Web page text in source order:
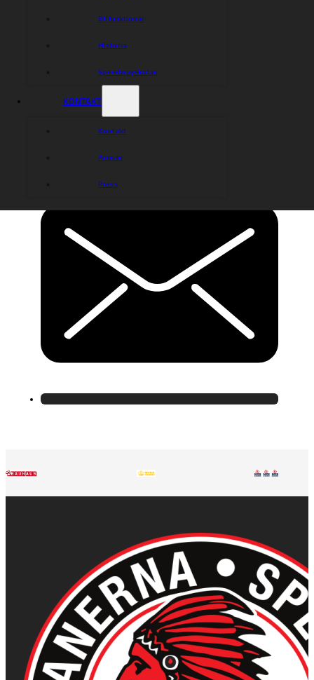
Bli funktionär
Historia
Speedwayskolan
KONTAKT
Kontakt
Arenan
Press